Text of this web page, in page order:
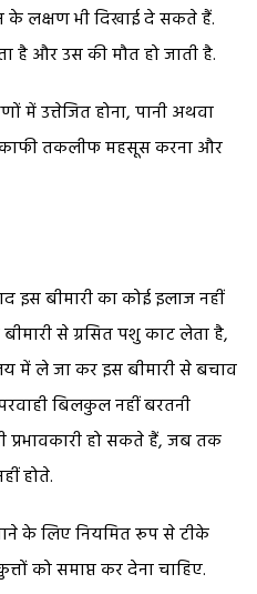
लक्षण भी दिखाई दे सकते हैं.
है और उस की मौत हो जाती है.
में उत्तेजित होना, पानी अथवा
तकलीफ महसूस करना और
इस बीमारी का कोई इलाज नहीं
से ग्रसित पशु काट लेता है,
में ले जा कर इस बीमारी से बचाव
बिलकुल नहीं बरतनी
हो सकते हैं, जब तक
होते.
के लिए नियमित रूप से टीके
को समाप्त कर देना चाहिए.